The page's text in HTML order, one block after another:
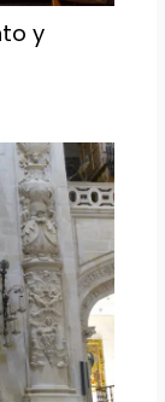
y